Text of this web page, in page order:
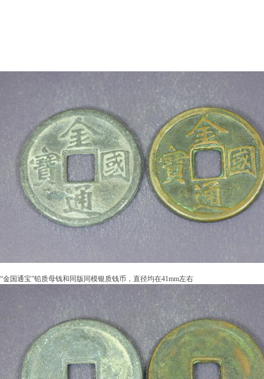
“金国通宝”铅质母钱和同版同模银质钱币，直径均在41mm左右